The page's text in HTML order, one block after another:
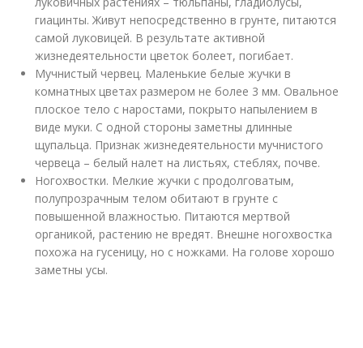
гиацинты. Живут непосредственно в грунте, питаются
самой луковицей. В результате активной
жизнедеятельности цветок болеет, погибает.
Мучнистый червец. Маленькие белые жучки в
комнатных цветах размером не более 3 мм. Овальное
плоское тело с наростами, покрыто напылением в
виде муки. С одной стороны заметны длинные
щупальца. Признак жизнедеятельности мучнистого
червеца – белый налет на листьях, стеблях, почве.
Ногохвостки. Мелкие жучки с продолговатым,
полупрозрачным телом обитают в грунте с
повышенной влажностью. Питаются мертвой
органикой, растению не вредят. Внешне ногохвостка
похожа на гусеницу, но с ножками. На голове хорошо
заметны усы.